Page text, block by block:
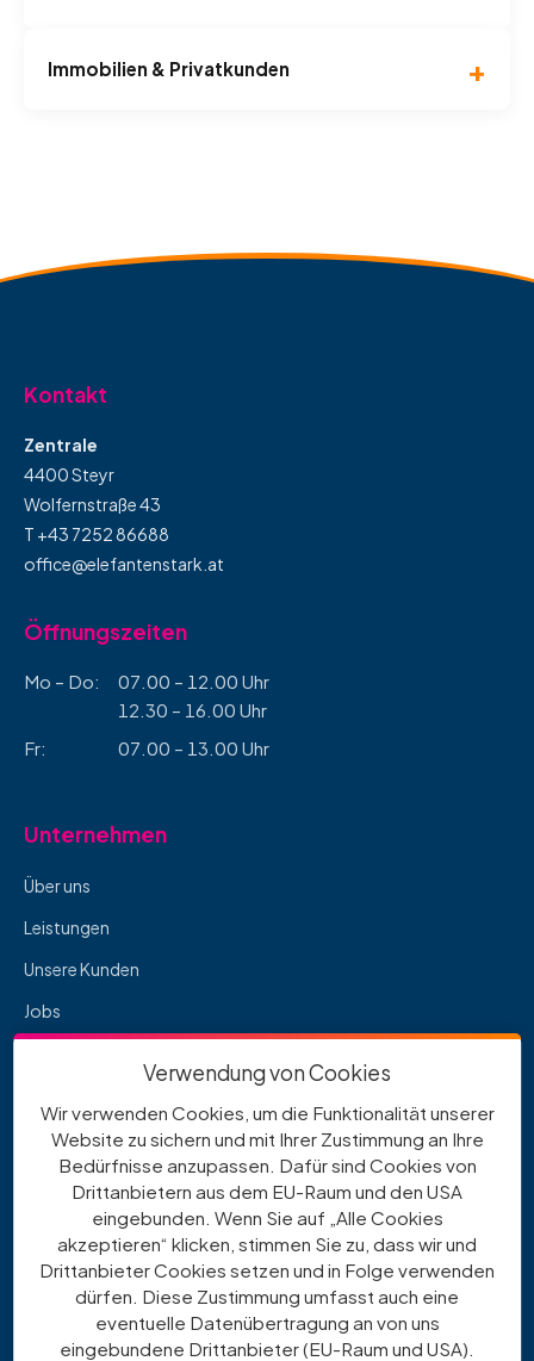
Immobilien & Privatkunden
Kontakt
Zentrale
4400 Steyr
Wolfernstraße 43
T +43 7252 86688
office@elefantenstark.at
Öffnungszeiten
Mo – Do:
07.00 – 12.00 Uhr
12.30 – 16.00 Uhr
Fr:
07.00 – 13.00 Uhr
Unternehmen
Über uns
Leistungen
Unsere Kunden
Jobs
Rechtliches
Impressum
Datenschutz
Cookie-Einstellungen
Beschwerdestelle
Verwendung von Cookies
Wir verwenden Cookies, um die Funktionalität unserer
Website zu sichern und mit Ihrer Zustimmung an Ihre
Bedürfnisse anzupassen. Dafür sind Cookies von
Drittanbietern aus dem EU-Raum und den USA
eingebunden. Wenn Sie auf „Alle Cookies
akzeptieren“ klicken, stimmen Sie zu, dass wir und
Drittanbieter Cookies setzen und in Folge verwenden
dürfen. Diese Zustimmung umfasst auch eine
eventuelle Datenübertragung an von uns
eingebundene Drittanbieter (EU-Raum und USA).